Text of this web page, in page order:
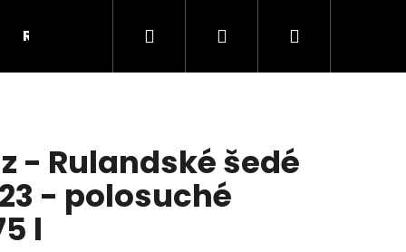
REKLAMNÍ VÍNO-PŘEDMĚTY KONTAKTY
Hledat PřihlášeníNákupní
- Rulandské šedé
- polosuché
l